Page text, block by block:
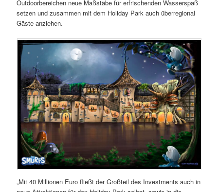
Outdoorbereichen neue Maßstäbe für erfrischenden Wasserspaß
setzen und zusammen mit dem Holiday Park auch überregional
Gäste anziehen.
„Mit 40 Millionen Euro fließt der Großteil des Investments auch in